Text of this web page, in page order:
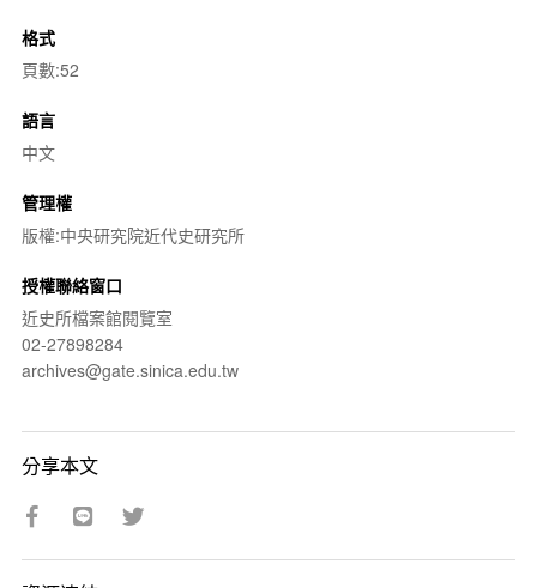
格式
頁數:52
語言
中文
管理權
版權:中央研究院近代史研究所
授權聯絡窗口
近史所檔案館閱覽室
02-27898284
archives@gate.sinica.edu.tw
分享本文